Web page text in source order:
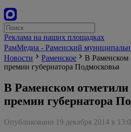
Реклама на наших площадках
РамМедиа - Раменский
Новости
Раменское
В Раменском
премии губернатора Подмосковья
В Раменском отметили
премии губернатора
Опубликовано 19 декабря 2014 в